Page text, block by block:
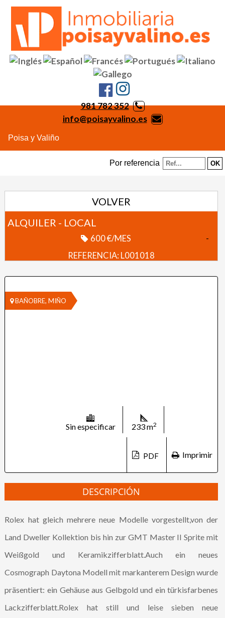
981 782 352
info@poisayvalino.es
Poisa y Valiño
Por referencia
VOLVER
ALQUILER - LOCAL
600 €/MES
-
REFERENCIA: L001018
BAÑOBRE, MIÑO
Sin especificar 233 m2
Imprimir
DESCRIPCIÓN
Rolex hat gleich mehrere neue Modelle vorgestellt,von der
Land Dweller Kollektion bis hin zur GMT Master II Sprite mit
Weißgold und Keramikzifferblatt.Auch ein neues
Cosmograph Daytona Modell mit markanterem Design wurde
präsentiert: ein Gehäuse aus Gelbgold und ein türkisfarbenes
Lackzifferblatt.Rolex hat still und leise sieben neue